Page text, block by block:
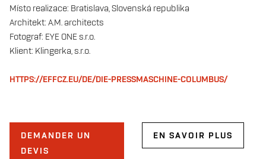
Místo realizace: Bratislava, Slovenská republika
Architekt: A.M. architects
Fotograf: EYE ONE s.r.o.
Klient: Klingerka, s.r.o.
HTTPS://EFFCZ.EU/DE/DIE-PRESSMASCHINE-COLUMBUS/
DEMANDER UN
DEVIS
EN SAVOIR PLUS